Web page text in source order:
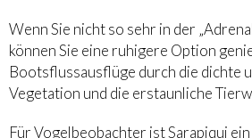
Wenn Sie nicht so sehr in der
können Sie eine ruhigere Option
Bootsflussausflüge durch die dichte
Vegetation und die erstaunliche
Für Vogelbeobachter ist Sarapiqui